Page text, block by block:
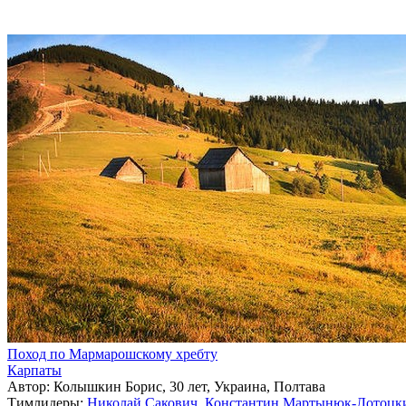
Поход по Мармарошскому хребту
Карпаты
Автор: Колышкин Борис, 30 лет, Украина, Полтава
Тимлидеры: Николай Сакович Константин Мартынюк-